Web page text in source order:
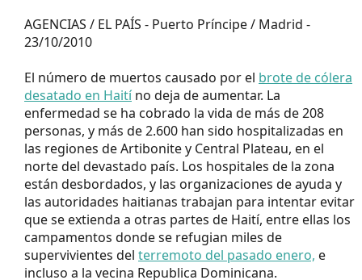
AGENCIAS / EL PAÍS - Puerto Príncipe / Madrid -
23/10/2010
El número de muertos causado por el brote de cólera
desatado en Haitíno deja de aumentar. La
enfermedad se ha cobrado la vida de más de 208
personas, y más de 2.600 han sido hospitalizadas en
las regiones de Artibonite y Central Plateau, en el
norte del devastado país. Los hospitales de la zona
están desbordados, y las organizaciones de ayuda y
las autoridades haitianas trabajan para intentar evitar
que se extienda a otras partes de Haití, entre ellas los
campamentos donde se refugian miles de
supervivientes del terremoto del pasado enero, e
incluso a la vecina Republica Dominicana.